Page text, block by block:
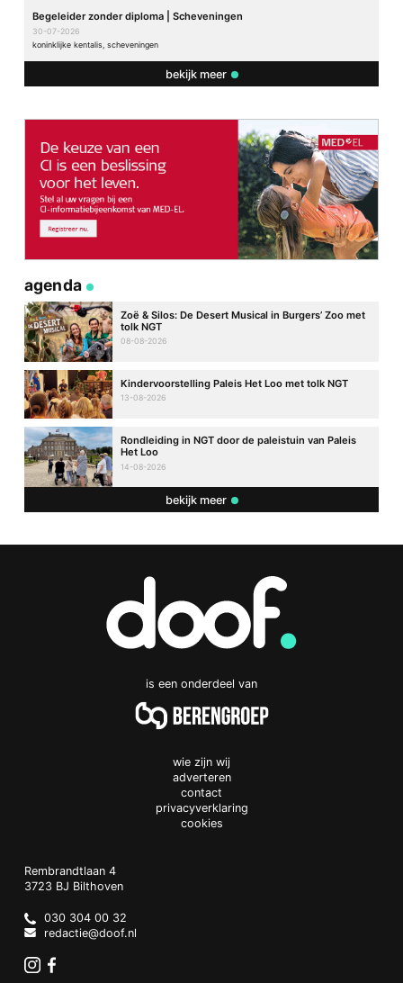
Begeleider zonder diploma | Scheveningen
30-07-2026
koninklijke kentalis, scheveningen
bekijk meer
agenda
Zoë & Silos: De Desert Musical in Burgers’ Zoo met
tolk NGT
08-08-2026
Kindervoorstelling Paleis Het Loo met tolk NGT
13-08-2026
Rondleiding in NGT door de paleistuin van Paleis
Het Loo
14-08-2026
bekijk meer
is een onderdeel van
wie zijn wij
adverteren
contact
privacyverklaring
cookies
Doof.nl
work
Rembrandtlaan 4
3723 BJ Bilthoven
Netherlands
030 304 00 32
redactie@doof.nl